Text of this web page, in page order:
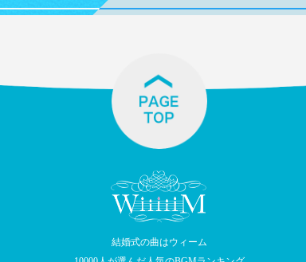
結婚式の曲はウィーム